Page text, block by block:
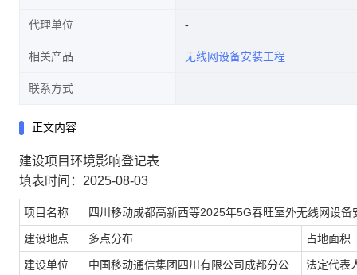
代理单位
相关产品 无线网设备安装工程
联系方式
正文内容
建设项目环境影响登记表
填表时间：2025-08-03
项目名称 四川移动成都高新西等2025年5G春旺室外无线网设备
建设地点 多点分布 占地面积
建设单位
中国移动通信集团四川有限公司成都分公
法定代表